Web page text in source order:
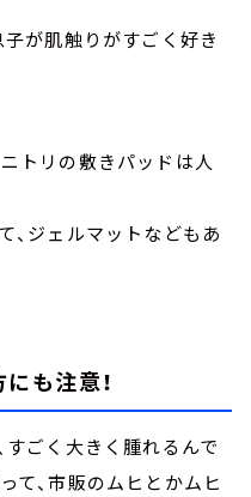
子が肌触りがすごく好き
トリの敷きパッドは人
、ジェルマットなどもあ
も注意！
すごく大きく腫れるんで
て、市販のムヒとかムヒ